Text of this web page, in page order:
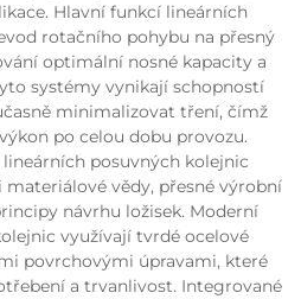
Hlavní funkcí lineárních
rotačního pohybu na přesný
optimální nosné kapacity a
systémy vynikají schopností
minimalizovat tření, čímž
po celou dobu provozu.
posuvných kolejnic
vědy, přesné výrobní
návrhu ložisek. Moderní
využívají tvrdé ocelové
povrchovými úpravami, které
a trvanlivost. Integrované